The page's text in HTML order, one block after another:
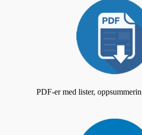
PDF-er med lister,